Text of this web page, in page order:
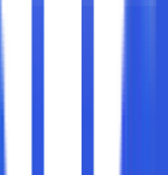
tepat.
apa itu
computing
sumber daya